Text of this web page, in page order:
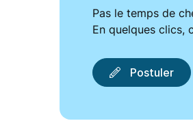
Pas le temps de
En quelques clics,
Postuler